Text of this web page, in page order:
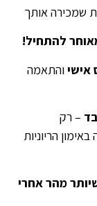
שמכירה אותך
להתחיל!
אישיוהתאמה
– רק
הריוניות
מהר אחרי